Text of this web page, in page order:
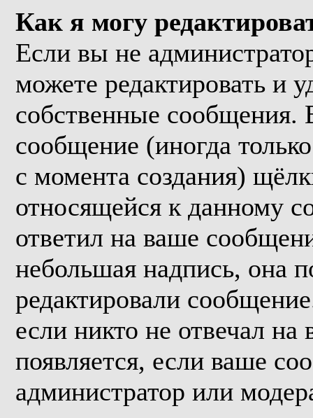
Как я могу
Если вы не
можете редактировать и
собственные сообщения.
сообщение (иногда
с момента создания)
относящейся к данному
ответил на ваше
небольшая надпись, она
редактировали
если никто не отвечал
появляется, если ваше
администратор или